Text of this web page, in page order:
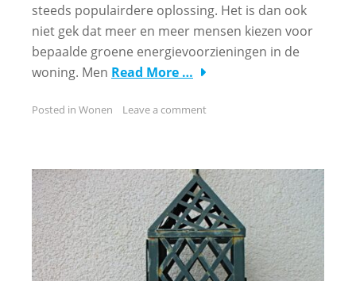
steeds populairdere oplossing. Het is dan ook
niet gek dat meer en meer mensen kiezen voor
bepaalde groene energievoorzieningen in de
woning. Men Read More …
Posted in Wonen Leave a comment